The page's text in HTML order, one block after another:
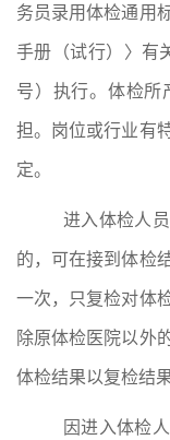
务员录用体检通用
手册（试行）〉有
号）执行。体检所
担。岗位或行业有
定。
进入体检人
的，可在接到体检
一次，只复检对体
除原体检医院以外
体检结果以复检结
因进入体检